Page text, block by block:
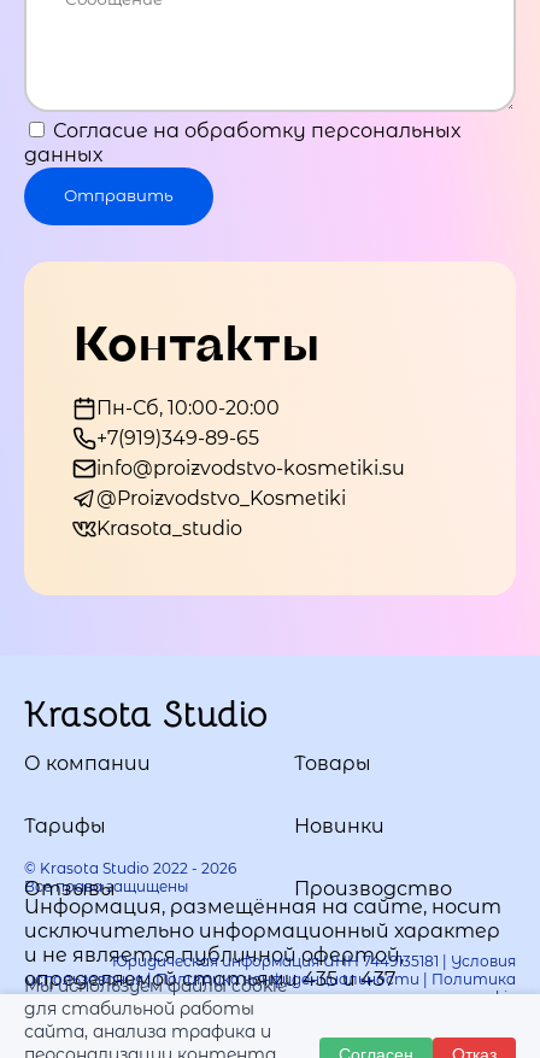
Согласие на обработку персональных
данных
Отправить
Контакты
Пн-Сб, 10:00-20:00
+7(919)349-89-65
info@proizvodstvo-kosmetiki.su
@Proizvodstvo_Kosmetiki
Krasota_studio
Krasota Studio
© Krasota Studio 2022 - 2026
Все права защищены
О компании Товары
Тарифы Новинки
Отзывы Производство
Юридическая информация ИНН 7449135181 | Условия
использования|Политика конфиденциальности
Политика
использования cookie
Информация, размещённая на сайте, носит
исключительно информационный характер
и не является публичной офертой,
определяемой статьями 435 и 437
Гражданского кодекса РФ.
Мы используем файлы cookie
для стабильной работы
сайта, анализа трафика и